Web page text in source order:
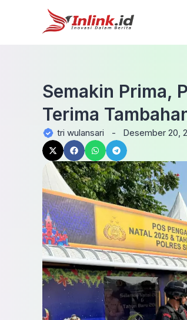
Semakin Prima,
Terima
tri wulansari - Desember 20,